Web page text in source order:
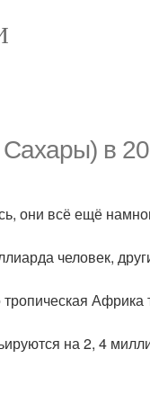
в
они всё ещё
человек,
на 2, 4